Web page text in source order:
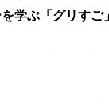
学ぶ「グリすご